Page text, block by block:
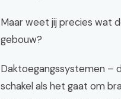
Maar weet jij precies wat
gebouw?
Daktoegangssystemen –
schakel als het gaat om